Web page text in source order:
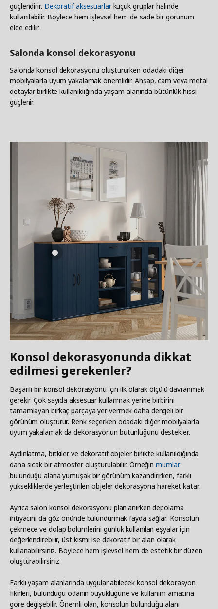
güçlendirir. Dekoratif aksesuarlarküçük gruplar halinde
kullanılabilir. Böylece hem işlevsel hem de sade bir görünüm
elde edilir.
Salonda konsol dekorasyonu
Salonda konsol dekorasyonu oluştururken odadaki diğer
mobilyalarla uyum yakalamak önemlidir. Ahşap, cam veya metal
detaylar birlikte kullanıldığında yaşam alanında bütünlük hissi
güçlenir.
Konsol dekorasyonunda dikkat
edilmesi gerekenler?
Başarılı bir konsol dekorasyonu için ilk olarak ölçülü davranmak
gerekir. Çok sayıda aksesuar kullanmak yerine birbirini
tamamlayan birkaç parçaya yer vermek daha dengeli bir
görünüm oluşturur. Renk seçerken odadaki diğer mobilyalarla
uyum yakalamak da dekorasyonun bütünlüğünü destekler.
Aydınlatma, bitkiler ve dekoratif objeler birlikte kullanıldığında
daha sıcak bir atmosfer oluşturulabilir. Örneğinmumlar
bulunduğu alana yumuşak bir görünüm kazandırırken, farklı
yüksekliklerde yerleştirilen objeler dekorasyona hareket katar.
Ayrıca salon konsol dekorasyonu planlanırken depolama
ihtiyacını da göz önünde bulundurmak fayda sağlar. Konsolun
çekmece ve dolap bölümlerini günlük kullanılan eşyalar için
değerlendirebilir, üst kısmı ise dekoratif bir alan olarak
kullanabilirsiniz. Böylece hem işlevsel hem de estetik bir düzen
oluşturabilirsiniz.
Farklı yaşam alanlarında uygulanabilecek konsol dekorasyon
fikirleri, bulunduğu odanın büyüklüğüne ve kullanım amacına
göre değişebilir. Önemli olan, konsolun bulunduğu alanı